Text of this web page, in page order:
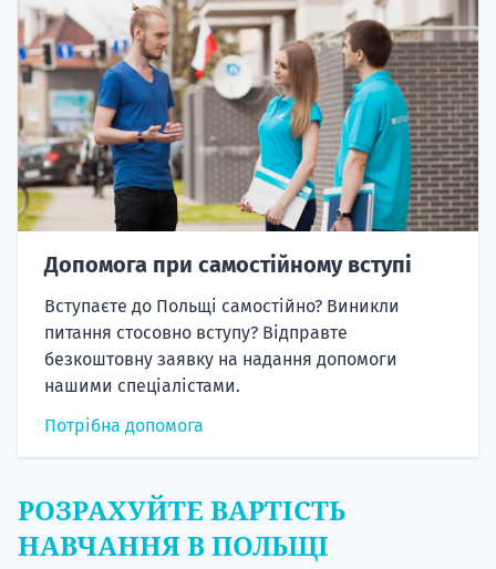
Допомога при самостійному вступі
Вступаєте до Польщі самостійно? Виникли
питання стосовно вступу? Відправте
безкоштовну заявку на надання допомоги
нашими спеціалістами.
Потрібна допомога
РОЗРАХУЙТЕ ВАРТІСТЬ
НАВЧАННЯ В ПОЛЬЩІ